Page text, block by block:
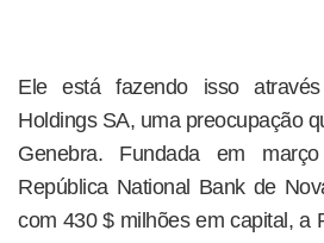
Ele está fazendo isso
Holdings SA, uma preocupação
Genebra. Fundada em
República National Bank de
com 430 $ milhões em capital, a